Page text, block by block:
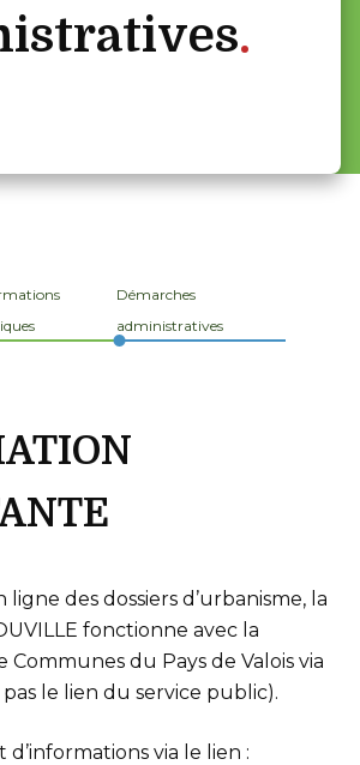
Démarches
administratives
des dossiers d’urbanisme, la
fonctionne avec la
du Pays de Valois via
pas le lien du service public).
via le lien :